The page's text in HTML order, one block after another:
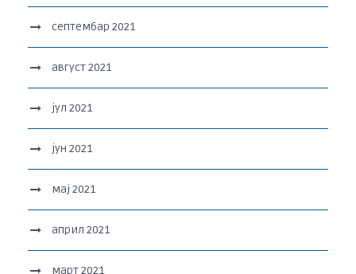
септембар 2021
август 2021
јул 2021
јун 2021
мај 2021
април 2021
март 2021